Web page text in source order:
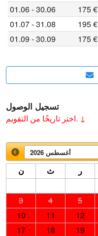
01.06 - 30.06
175 €
01.07 - 31.08
195 €
01.09 - 30.09
175 €
تسجيل الوصول
اختر تاريخًا من التقويم. ↓
أغسطس 2026
ن ث ر
3
4 5
10
11 12
17
18 19